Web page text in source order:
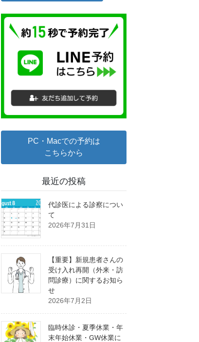
PC・Macでの予約は
こちらから
最近の投稿
代診医による診察につい
て
2026年7月31日
【重要】新規患者さんの
受け入れ再開（外来・訪
問診療）に関するお知ら
せ
2026年7月2日
臨時休診・夏季休業・年
末年始休業・GW休業に